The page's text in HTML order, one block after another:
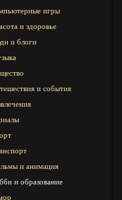
игры
и здоровье
и блоги
и события
и анимация
и образование